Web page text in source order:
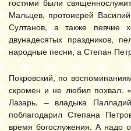
гостями были
Мальцев, протоиерей
Султанов, а также певчие
двунадесятых праздников,
народные песни, а Степан
Покровский, по
скромен и не любил похвал.
Лазарь, – владыка
поблагодарил Степана
время богослужения. А надо